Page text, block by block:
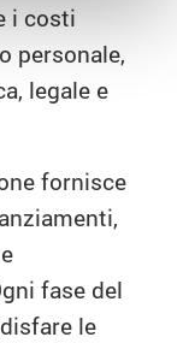
i costi
personale,
legale e
fornisce
fase del
le